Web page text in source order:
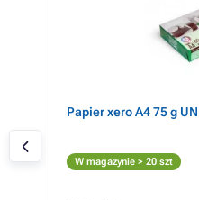
Papier xero A4 75 g
W magazynie > 20 szt